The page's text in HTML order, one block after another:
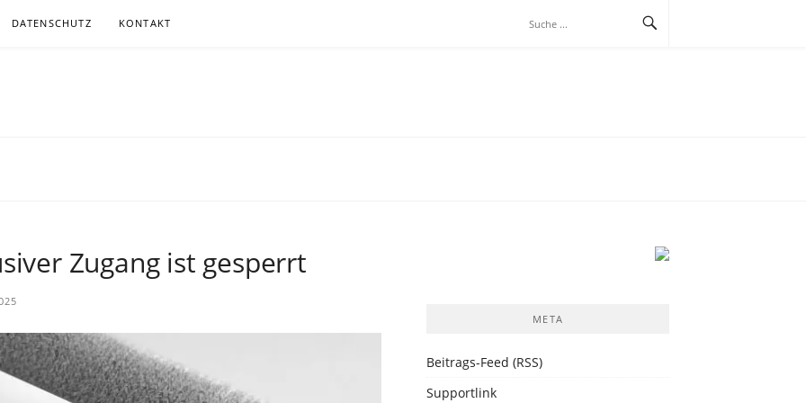
DATENSCHUTZ KONTAKT
Zugang ist gesperrt
META
Beitrags-Feed (RSS)
Supportlink